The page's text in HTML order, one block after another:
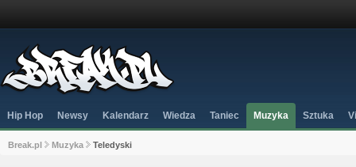
Hip Hop Newsy Kalendarz Wiedza Taniec Muzyka Sztuka
Break.pl Muzyka Teledyski